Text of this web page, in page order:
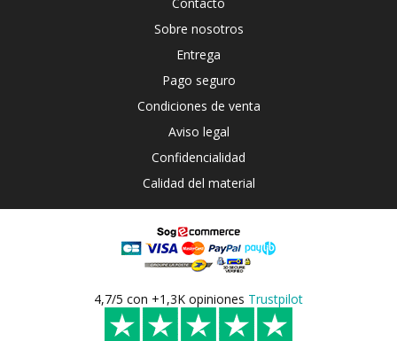
Sobre nosotros
Entrega
Pago seguro
Condiciones de venta
Aviso legal
Confidencialidad
Calidad del material
4,7/5 con +1,3K opiniones Trustpilot